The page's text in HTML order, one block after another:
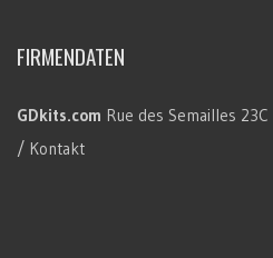
FIRMENDATEN
GDkits.com Rue des Semailles 23C
/ Kontakt